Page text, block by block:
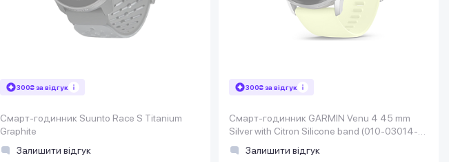
300₴ за відгук
Смарт-годинник Suunto Race S Titanium
Graphite
Залишити відгук
300₴ за відгук
Смарт-годинник GARMIN Venu 4 45 mm
Silver with Citron Silicone band (010-03014-
02)
Залишити відгук